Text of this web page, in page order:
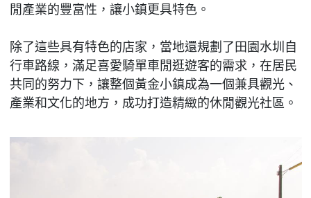
閒產業的豐富性，讓小鎮更具特色。
除了這些具有特色的店家，當地還規劃了田園水圳自
行車路線，滿足喜愛騎單車閒逛遊客的需求，在居民
共同的努力下，讓整個黃金小鎮成為一個兼具觀光、
產業和文化的地方，成功打造精緻的休閒觀光社區。